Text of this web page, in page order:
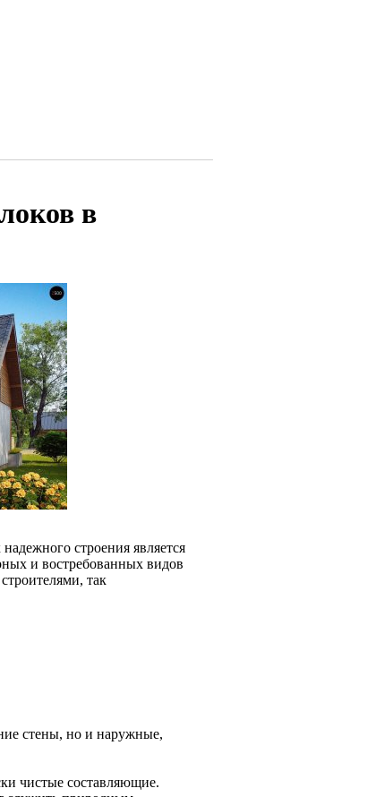
в
строения является
и востребованных видов
так
стены, но и наружные,
чистые составляющие.